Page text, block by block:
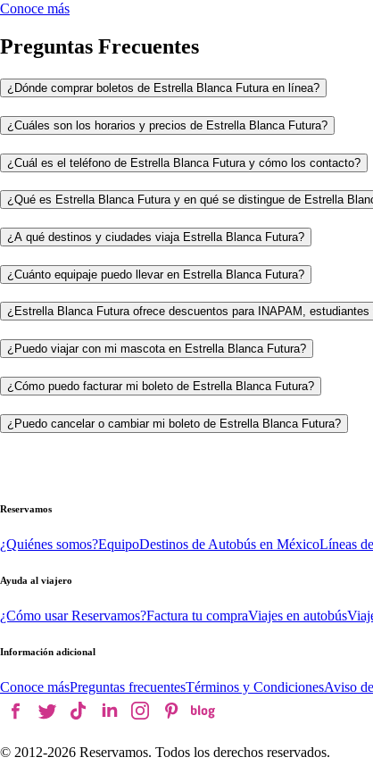
Conoce más
Preguntas Frecuentes
¿Dónde comprar boletos de Estrella Blanca Futura en línea?
¿Cuáles son los horarios y precios de Estrella Blanca Futura?
¿Cuál es el teléfono de Estrella Blanca Futura y cómo los contacto?
¿Qué es Estrella Blanca Futura y en qué se distingue de Estrella
¿A qué destinos y ciudades viaja Estrella Blanca Futura?
¿Cuánto equipaje puedo llevar en Estrella Blanca Futura?
¿Estrella Blanca Futura ofrece descuentos para INAPAM,
¿Puedo viajar con mi mascota en Estrella Blanca Futura?
¿Cómo puedo facturar mi boleto de Estrella Blanca Futura?
¿Puedo cancelar o cambiar mi boleto de Estrella Blanca Futura?
Reservamos
¿Quiénes somos?EquipoDestinos de Autobús en MéxicoLíneas
Ayuda al viajero
¿Cómo usar Reservamos?Factura tu compraViajes en autobús
Información adicional
Conoce másPreguntas frecuentesTérminos y CondicionesAviso
© 2012-2026 Reservamos. Todos los derechos reservados.